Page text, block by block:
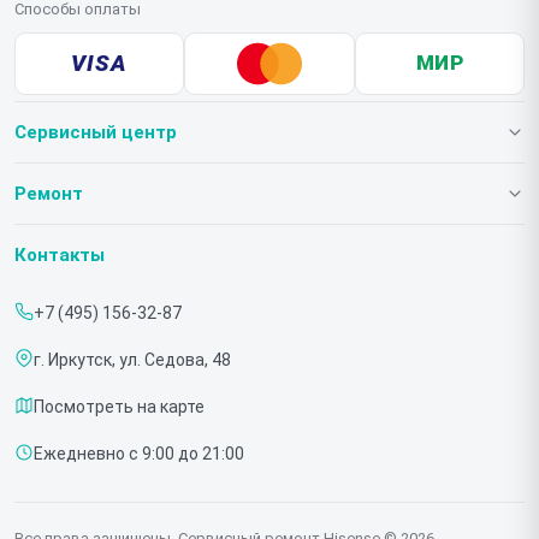
Способы оплаты
VISA МИР
Сервисный центр
О нашем сервисе
Срочный ремонт
Доставка и способы оплаты
Диагностика
Контакты
Ремонт
Телевизоров
Контакты
+7 (495) 156-32-87
г. Иркутск, ул. Седова, 48
Посмотреть на карте
Ежедневно с 9:00 до 21:00